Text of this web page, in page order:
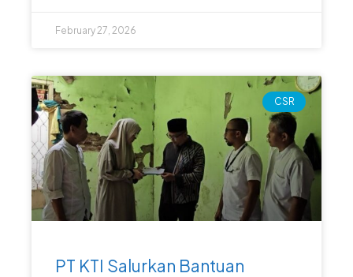
February 27, 2026
CSR
PT KTI Salurkan Bantuan